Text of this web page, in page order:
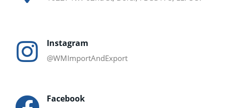
Instagram
@WMImportAndExport
Facebook